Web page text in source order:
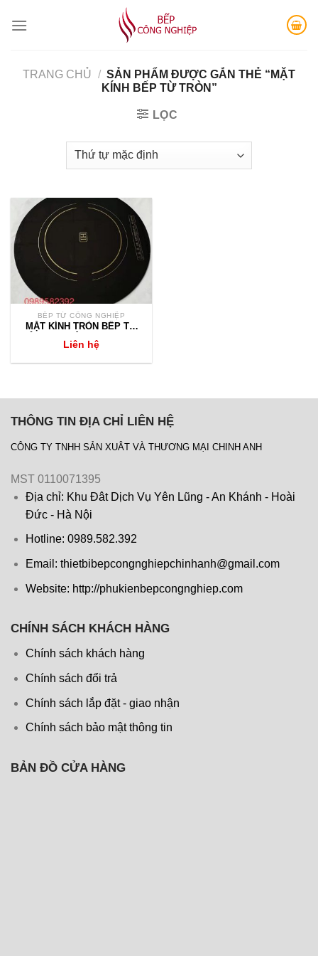
TRANG CHỦ / SẢN PHẨM ĐƯỢC GẮN THẺ “MẶT
KÍNH BẾP TỪ TRÒN”
LỌC
BẾP TỪ CÔNG NGHIỆP
MẶT KÍNH TRÒN BẾP TỪ
CÔNG NGHIỆP 8KW, 12KW,
15KW….
Liên hệ
THÔNG TIN ĐỊA CHỈ LIÊN HỆ
CÔNG TY TNHH SẢN XUÂT VÀ THƯƠNG MẠI CHINH ANH
MST 0110071395
Địa chỉ: Khu Đât Dịch Vụ Yên Lũng - An Khánh - Hoài
Đức - Hà Nội
Hotline: 0989.582.392
Email: thietbibepcongnghiepchinhanh@gmail.com
Website: http://phukienbepcongnghiep.com
CHÍNH SÁCH KHÁCH HÀNG
Chính sách khách hàng
Chính sách đổi trả
Chính sách lắp đặt - giao nhận
Chính sách bảo mật thông tin
BẢN ĐỒ CỬA HÀNG